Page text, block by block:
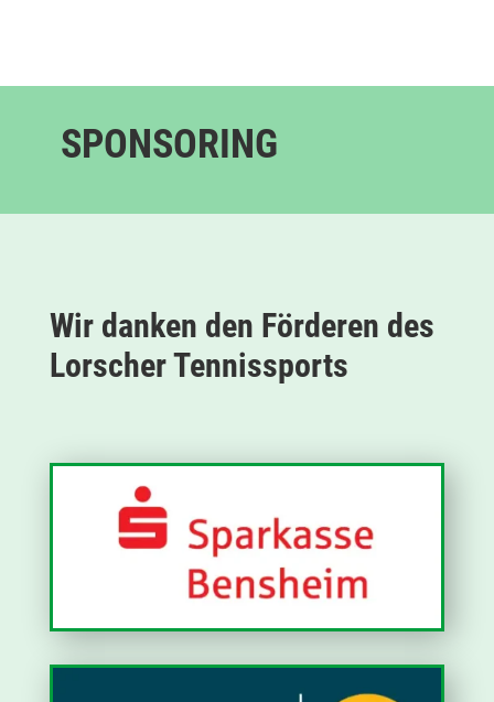
SPONSORING
Wir danken den Förderen des
Lorscher Tennissports